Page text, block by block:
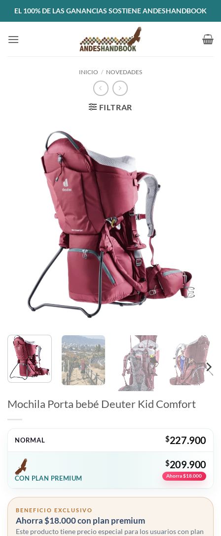
EL 100% DE LAS GANANCIAS SOSTIENE ANDESHANDBOOK
INICIO / NOVEDADES
FILTRAR
Mochila Porta bebé Deuter Kid Comfort
NORMAL $227.900
CON PLAN PREMIUM
$209.900
Ahorra $18.000
BENEFICIO EXCLUSIVO
Ahorra $18.000 con plan premium
Este producto tiene precio especial para los usuarios con plan